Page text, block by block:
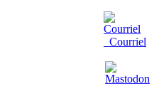
Courriel